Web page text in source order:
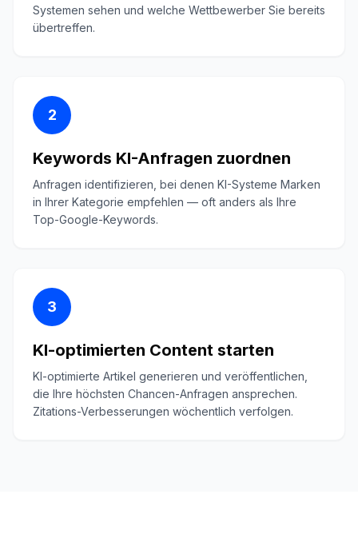
Systemen sehen und welche Wettbewerber Sie bereits
übertreffen.
2
Keywords KI-Anfragen zuordnen
Anfragen identifizieren, bei denen KI-Systeme Marken
in Ihrer Kategorie empfehlen — oft anders als Ihre
Top-Google-Keywords.
3
KI-optimierten Content starten
KI-optimierte Artikel generieren und veröffentlichen,
die Ihre höchsten Chancen-Anfragen ansprechen.
Zitations-Verbesserungen wöchentlich verfolgen.